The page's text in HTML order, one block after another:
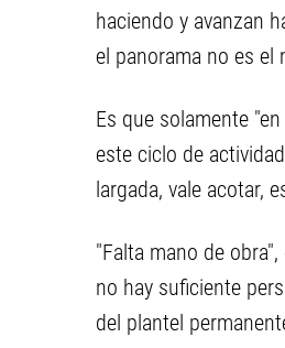
haciendo y avanzan
el panorama no es el
Es que solamente
este ciclo de
largada, vale acotar,
"Falta mano de
no hay suficiente
del plantel